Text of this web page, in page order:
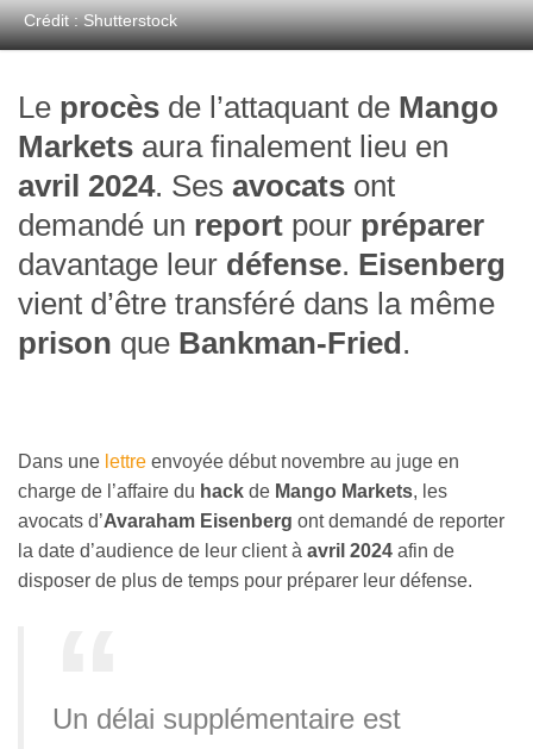
Crédit : Shutterstock
Le procès de l’attaquant de Mango
Markets aura finalement lieu en
avril 2024. Ses avocats ont
demandé un report pour préparer
davantage leur défense. Eisenberg
vient d’être transféré dans la même
prison que Bankman-Fried .
Dans une lettre envoyée début novembre au juge en
charge de l’affaire du hack de Mango Markets, les
avocats d’Avaraham Eisenberg ont demandé de reporter
la date d’audience de leur client à avril 2024 afin de
disposer de plus de temps pour préparer leur défense.
Un délai supplémentaire est